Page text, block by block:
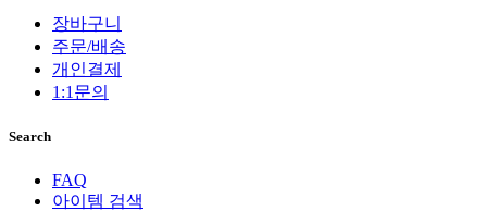
장바구니
주문/배송
개인결제
1:1문의
Search
FAQ
아이템 검색